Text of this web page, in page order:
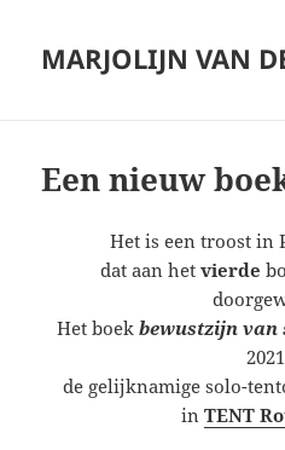
MARJOLIJN VAN
Een nieuw
Het is een troost in
dat aan het vierde
Het boek bewustzijn van
de gelijknamige solo-
in TENT